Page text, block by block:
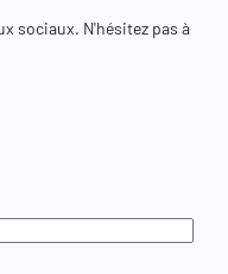
sociaux. N'hésitez pas à